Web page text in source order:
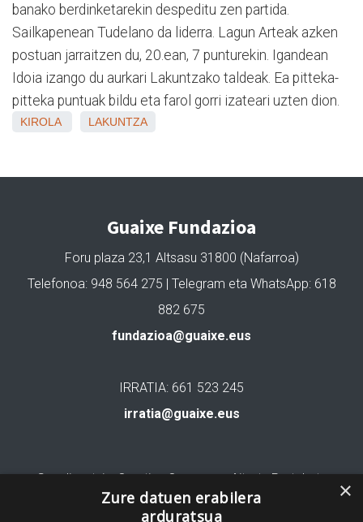
banako berdinketarekin despeditu zen partida.
Sailkapenean Tudelano da liderra. Lagun Arteak azken
postuan jarraitzen du, 20.ean, 7 punturekin. Igandean
Idoia izango du aurkari Lakuntzako taldeak. Ea pitteka-
pitteka puntuak bildu eta farol gorri izateari uzten dion.
KIROLA LAKUNTZA
Guaixe Fundazioa
Foru plaza 23,1 Altsasu 31800 (Nafarroa)
Telefonoa: 948 564 275 | Telegram eta WhatsApp: 618
882 675
fundazioa@guaixe.eus
IRRATIA: 661 523 245
irratia@guaixe.eus
Gure lizentzia: Creative Commons Aitortu Partekatu
Codesyntaxek garatua
×
Zure datuen erabilera
arduratsua